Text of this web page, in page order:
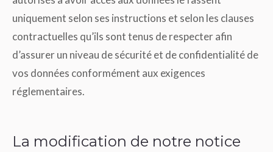
uniquement selon ses instructions et selon les clauses
contractuelles qu’ils sont tenus de respecter afin
d’assurer un niveau de sécurité et de confidentialité de
vos données conformément aux exigences
réglementaires.
La modification de notre notice